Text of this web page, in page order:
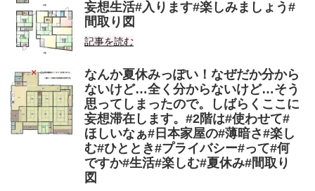
妄想生活#入ります#楽しみましょう#
間取り図
記事を読む
なんか夏休みっぽい！なぜだか分から
ないけど…全く分からないけど…そう
思ってしまったので。しばらくここに
妄想滞在します。#2階は#使わせて#
ほしいなぁ#日本家屋の#薄暗さ#楽し
む#ひととき#プライバシー#って#何
ですか#生活#楽しむ#夏休み#間取り
図